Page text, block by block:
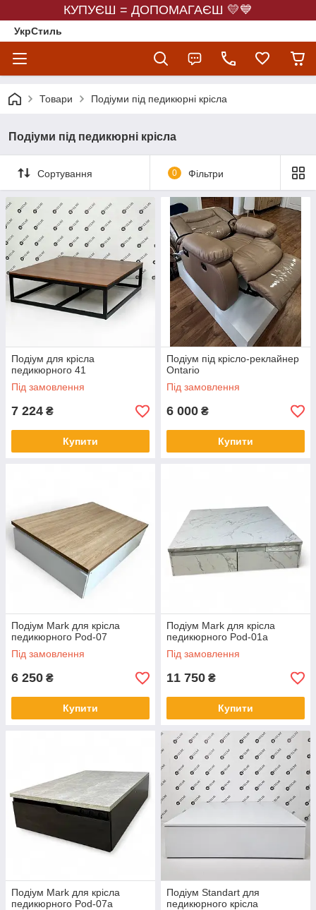
КУПУЄШ = ДОПОМАГАЄШ 💛💙
УкрСтиль
Товари Подіуми під педикюрні крісла
Подіуми під педикюрні крісла
Сортування 0 Фільтри
Подіум для крісла
педикюрного 41
Під замовлення
7 224 ₴
Купити
Подіум під крісло-реклайнер
Ontario
Під замовлення
6 000 ₴
Купити
Подіум Mark для крісла
педикюрного Pod-07
Під замовлення
6 250 ₴
Купити
Подіум Mark для крісла
педикюрного Pod-01а
Під замовлення
11 750 ₴
Купити
Подіум Mark для крісла
педикюрного Pod-07а
Подіум Standart для
педикюрного крісла